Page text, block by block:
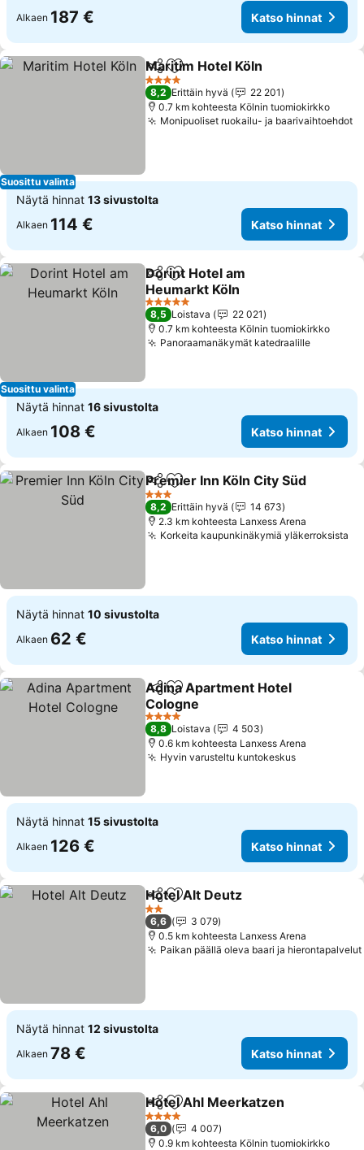
Alkaen 187 € Katso hinnat
Suosittu valinta
Jaa Lisää suosikkeihin
Maritim Hotel Köln
4 Tähtiluokitus
8,2 Erittäin hyvä
22 201
0.7 km kohteesta Kölnin tuomiokirkko
Monipuoliset ruokailu- ja baarivaihtoehdot
Näytä hinnat 13 sivustolta
Alkaen 114 € Katso hinnat
Suosittu valinta
Jaa Lisää suosikkeihin
Dorint Hotel am
Heumarkt Köln
5 Tähtiluokitus
8,5 Loistava
22 021
0.7 km kohteesta Kölnin tuomiokirkko
Panoraamanäkymät katedraalille
Näytä hinnat 16 sivustolta
Alkaen 108 € Katso hinnat
Jaa Lisää suosikkeihin
Premier Inn Köln City Süd
3 Tähtiluokitus
8,2 Erittäin hyvä
14 673
2.3 km kohteesta Lanxess Arena
Korkeita kaupunkinäkymiä yläkerroksista
Näytä hinnat 10 sivustolta
Alkaen 62 € Katso hinnat
Jaa Lisää suosikkeihin
Adina Apartment Hotel
Cologne
4 Tähtiluokitus
8,8 Loistava
4 503
0.6 km kohteesta Lanxess Arena
Hyvin varusteltu kuntokeskus
Näytä hinnat 15 sivustolta
Alkaen 126 € Katso hinnat
Jaa Lisää suosikkeihin
Hotel Alt Deutz
2 Tähtiluokitus
6,6
3 079
0.5 km kohteesta Lanxess Arena
Paikan päällä oleva baari ja hierontapalvelut
Näytä hinnat 12 sivustolta
Alkaen 78 € Katso hinnat
Jaa Lisää suosikkeihin
Hotel Ahl Meerkatzen
4 Tähtiluokitus
6,0
4 007
0.9 km kohteesta Kölnin tuomiokirkko